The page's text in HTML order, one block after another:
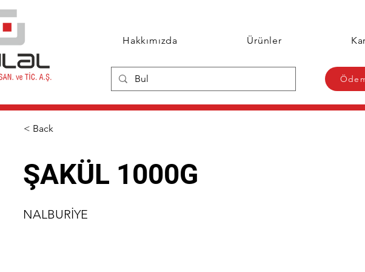
Hakkımızda Ürünler
< Back
ŞAKÜL 1000G
NALBURİYE